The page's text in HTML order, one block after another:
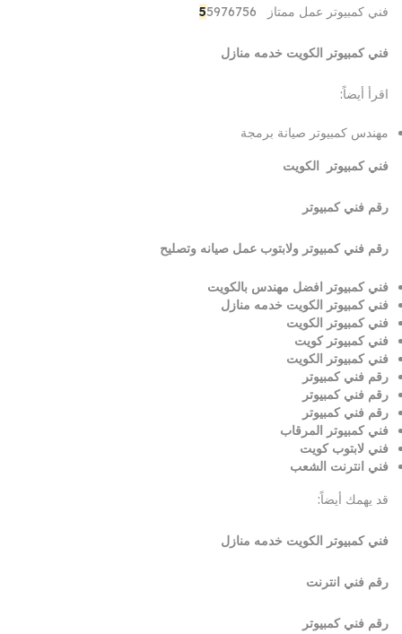
فني كمبيوتر عمل ممتاز 55976756
فني كمبيوتر الكويت خدمه منازل
اقرأ أيضاً:
مهندس كمبيوتر صيانة برمجة
فني كمبيوتر الكويت
رقم فني كمبيوتر
رقم فني كمبيوتر ولابتوب عمل صيانه وتصليح
فني كمبيوتر افضل مهندس بالكويت
فني كمبيوتر الكويت خدمه منازل
فني كمبيوتر الكويت
فني كمبيوتر كويت
فني كمبيوتر الكويت
رقم فني كمبيوتر
رقم فني كمبيوتر
رقم فني كمبيوتر
فني كمبيوتر المرقاب
فني لابتوب كويت
فني انترنت الشعب
قد يهمك أيضاً:
فني كمبيوتر الكويت خدمه منازل
رقم فني انترنت
رقم فني كمبيوتر